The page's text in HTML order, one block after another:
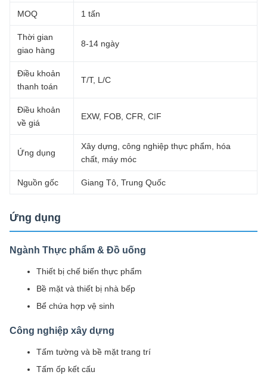
MOQ 1 tấn
Thời gian
giao hàng
8-14 ngày
Điều khoản
thanh toán
T/T, L/C
Điều khoản
về giá
EXW, FOB, CFR, CIF
Ứng dụng
Xây dựng, công nghiệp thực phẩm, hóa
chất, máy móc
Nguồn gốc Giang Tô, Trung Quốc
Ứng dụng
Ngành Thực phẩm & Đồ uống
Thiết bị chế biến thực phẩm
Bề mặt và thiết bị nhà bếp
Bể chứa hợp vệ sinh
Công nghiệp xây dựng
Tấm tường và bề mặt trang trí
Tấm ốp kết cấu